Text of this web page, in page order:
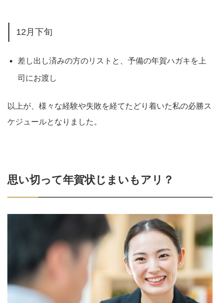
12月下旬
差し出し済みの方のリストと、予備の年賀ハガキを上
司にお渡し
以上が、様々な経験や失敗を経てたどり着いた私の必勝ス
ケジュールとなりました。
思い切って年賀状じまいもアリ？